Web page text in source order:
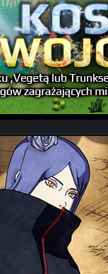
Adventure!”)
Takahashi
You Romance”)
TV - Hironobu
- Hironobu Kageyama
(“Come Out, Incredible
- MANNA
Hironobu Kageyama
You’re Charming My
of View
& Subtitle 1”)
epizodu z serii Dragon
is Born”)
Dragon Ball Z TV -
State Scouter”)
- Bardock z
Ginyu Special
serii Dragon Ball Z TV -